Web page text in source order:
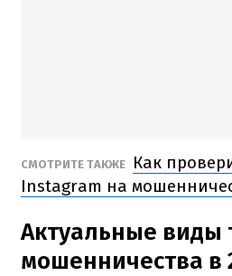
СМОТРИТЕ ТАКЖЕ
Как
Instagram на
Актуальные виды
мошенничества в